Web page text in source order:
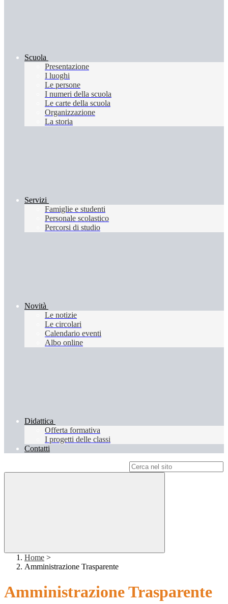
Scuola
Presentazione
I luoghi
Le persone
I numeri della scuola
Le carte della scuola
Organizzazione
La storia
Servizi
Famiglie e studenti
Personale scolastico
Percorsi di studio
Novità
Le notizie
Le circolari
Calendario eventi
Albo online
Didattica
Offerta formativa
I progetti delle classi
Contatti
Home >
Amministrazione Trasparente
Amministrazione Trasparente